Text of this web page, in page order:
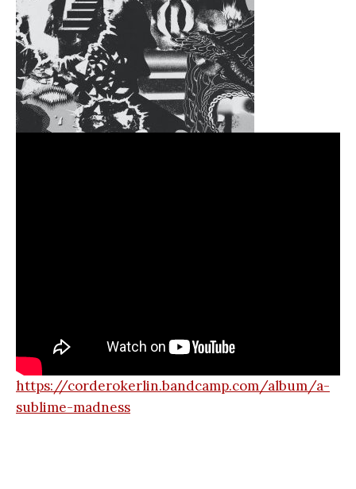
https://corderokerlin.bandcamp.com/album/a-
sublime-madness